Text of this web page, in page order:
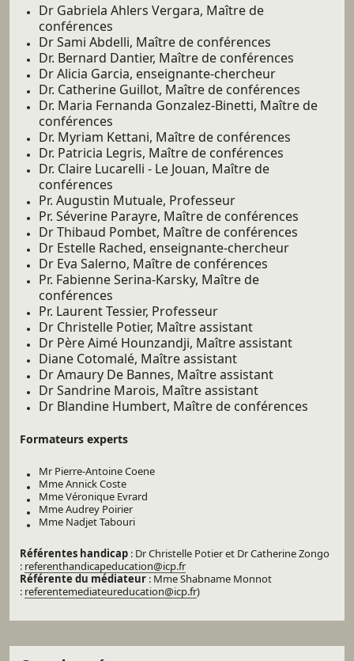
Dr Gabriela Ahlers Vergara, Maître de
conférences
Dr Sami Abdelli, Maître de conférences
Dr. Bernard Dantier, Maître de conférences
Dr Alicia Garcia, enseignante-chercheur
Dr. Catherine Guillot, Maître de conférences
Dr. Maria Fernanda Gonzalez-Binetti, Maître de
conférences
Dr. Myriam Kettani, Maître de conférences
Dr. Patricia Legris, Maître de conférences
Dr. Claire Lucarelli - Le Jouan, Maître de
conférences
Pr. Augustin Mutuale, Professeur
Pr. Séverine Parayre, Maître de conférences
Dr Thibaud Pombet, Maître de conférences
Dr Estelle Rached, enseignante-chercheur
Dr Eva Salerno, Maître de conférences
Pr. Fabienne Serina-Karsky, Maître de
conférences
Pr. Laurent Tessier, Professeur
Dr Christelle Potier, Maître assistant
Dr Père Aimé Hounzandji, Maître assistant
Diane Cotomalé, Maître assistant
Dr Amaury De Bannes, Maître assistant
Dr Sandrine Marois, Maître assistant
Dr Blandine Humbert, Maître de conférences
Formateurs experts
Mr Pierre-Antoine Coene
Mme Annick Coste
Mme Véronique Evrard
Mme Audrey Poirier
Mme Nadjet Tabouri
Référentes handicap: Dr Christelle Potier et Dr Catherine Zongo
: referenthandicapeducation@icp.fr
Référente du médiateur: Mme Shabname Monnot
: referentemediateureducation@icp.fr)